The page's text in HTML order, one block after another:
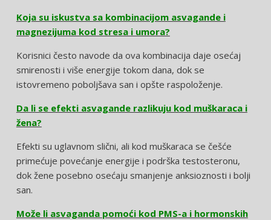
Koja su iskustva sa kombinacijom asvagande i
magnezijuma kod stresa i umora?
Korisnici često navode da ova kombinacija daje osećaj
smirenosti i više energije tokom dana, dok se
istovremeno poboljšava san i opšte raspoloženje.
Da li se efekti asvagande razlikuju kod muškaraca i
žena?
Efekti su uglavnom slični, ali kod muškaraca se češće
primećuje povećanje energije i podrška testosteronu,
dok žene posebno osećaju smanjenje anksioznosti i bolji
san.
Može li asvaganda pomoći kod PMS-a i hormonskih